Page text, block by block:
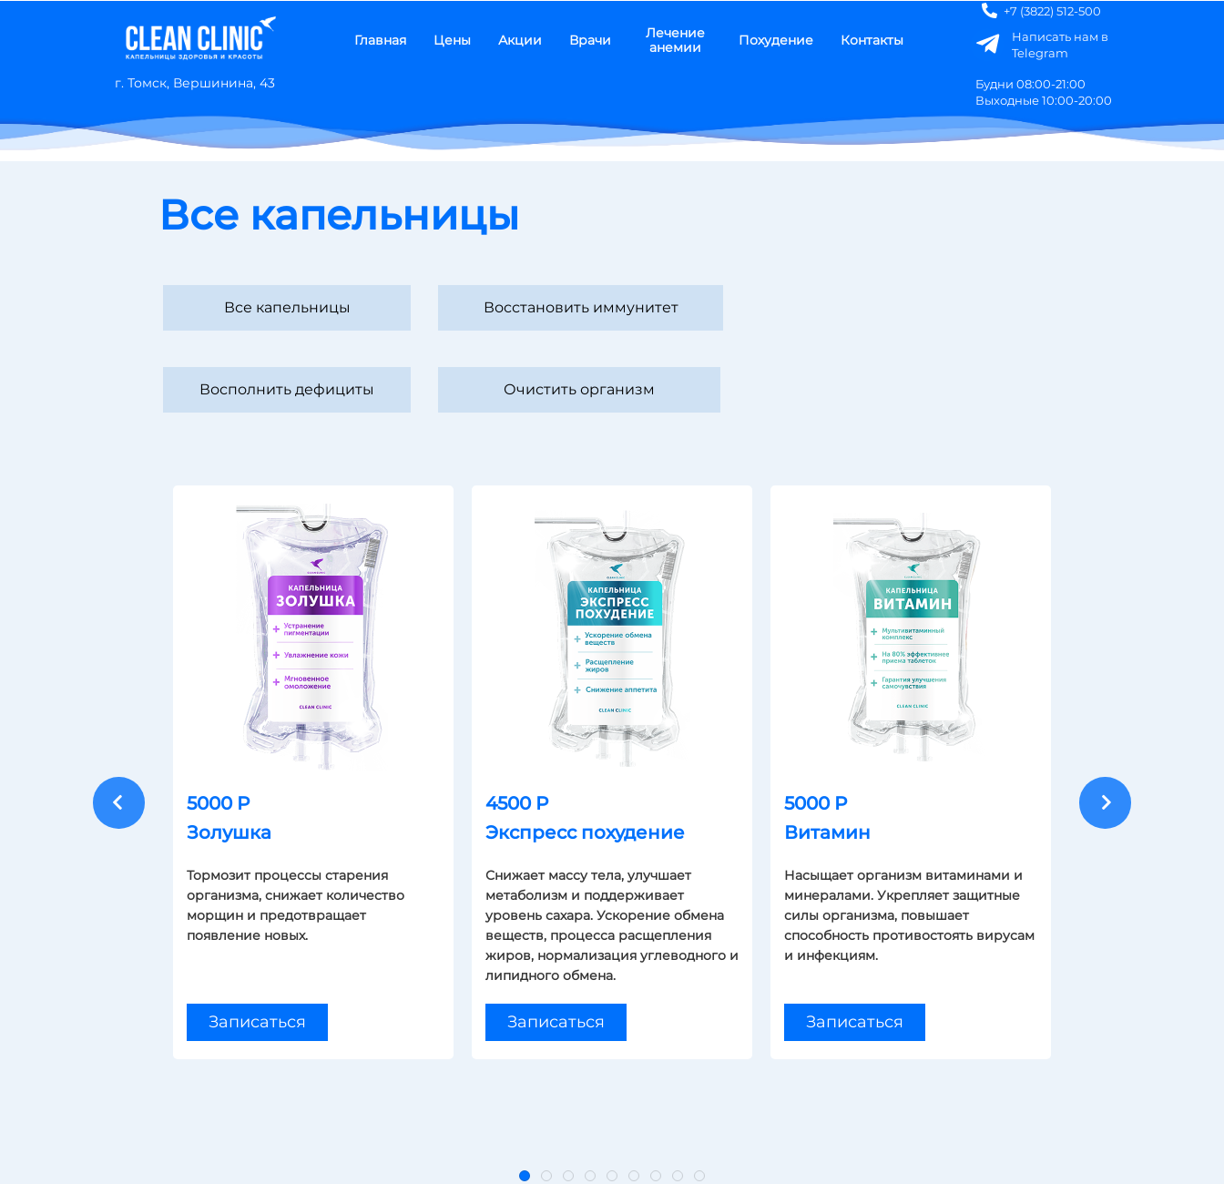
г. Томск, Вершинина, 43
Главная Цены Акции Врачи
Лечение
анемии
Похудение Контакты
+7 (3822) 512-500
Написать нам в
Telegram
Будни 08:00-21:00
Выходные 10:00-20:00
Все капельницы
Все капельницы Восстановить иммунитет
Восполнить дефициты Очистить организм
5000 Р
Золушка
Тормозит процессы старения
организма, снижает количество
морщин и предотвращает
появление новых.
Записаться
4500 Р
Экспресс похудение
Снижает массу тела, улучшает
метаболизм и поддерживает
уровень сахара. Ускорение обмена
веществ, процесса расщепления
жиров, нормализация углеводного и
липидного обмена.
Записаться
5000 Р
Витамин
Насыщает организм витаминами и
минералами. Укрепляет защитные
силы организма, повышает
способность противостоять вирусам
и инфекциям.
Записаться
7000 Р